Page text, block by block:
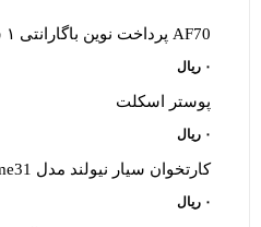
AF70 پرداخت نوین باگارانتی ۱ ساله
۰ ریال
پوستر اسکلت
۰ ریال
کارتخوان سيار نيولند مدل me31 (نقدی)
۰ ریال